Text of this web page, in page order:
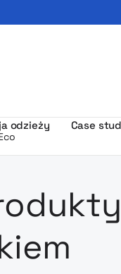
MerchUp
odzieży Case